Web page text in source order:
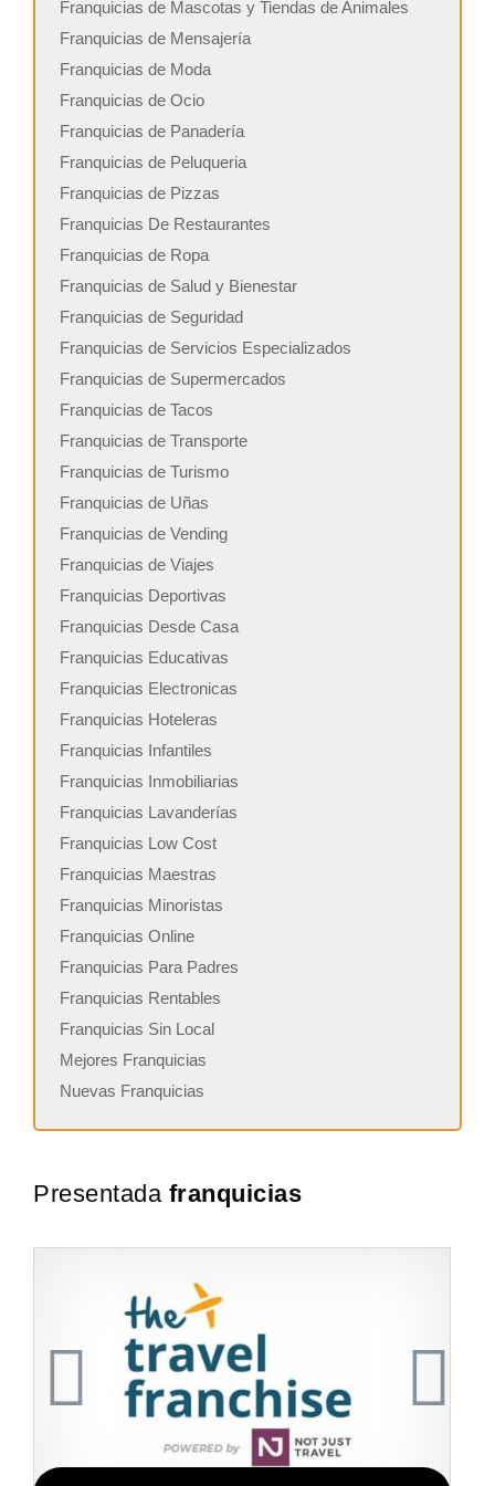
Franquicias de Mascotas y Tiendas de Animales
Franquicias de Mensajería
Franquicias de Moda
Franquicias de Ocio
Franquicias de Panadería
Franquicias de Peluqueria
Franquicias de Pizzas
Franquicias De Restaurantes
Franquicias de Ropa
Franquicias de Salud y Bienestar
Franquicias de Seguridad
Franquicias de Servicios Especializados
Franquicias de Supermercados
Franquicias de Tacos
Franquicias de Transporte
Franquicias de Turismo
Franquicias de Uñas
Franquicias de Vending
Franquicias de Viajes
Franquicias Deportivas
Franquicias Desde Casa
Franquicias Educativas
Franquicias Electronicas
Franquicias Hoteleras
Franquicias Infantiles
Franquicias Inmobiliarias
Franquicias Lavanderías
Franquicias Low Cost
Franquicias Maestras
Franquicias Minoristas
Franquicias Online
Franquicias Para Padres
Franquicias Rentables
Franquicias Sin Local
Mejores Franquicias
Nuevas Franquicias
Presentada franquicias